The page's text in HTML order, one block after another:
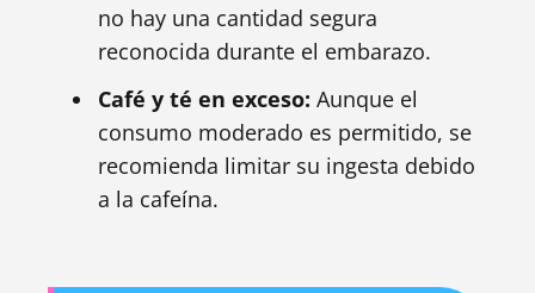
no hay una cantidad segura
reconocida durante el embarazo.
Café y té en exceso: Aunque el
consumo moderado es permitido, se
recomienda limitar su ingesta debido
a la cafeína.